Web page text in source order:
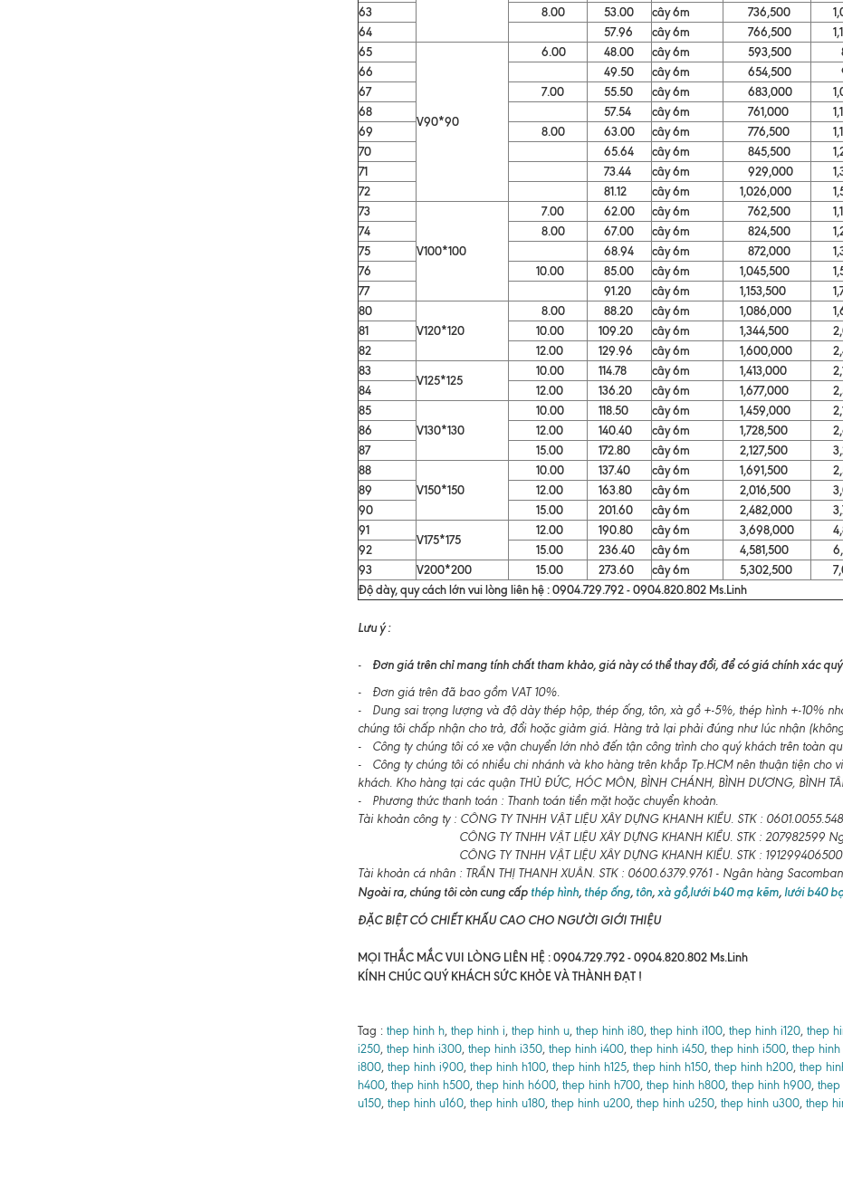
63
8.00 53.00 cây 6m 736,500
64
57.96 cây 6m 766,500
65
V90*90
6.00 48.00 cây 6m 593,500
66
49.50 cây 6m 654,500
67
7.00 55.50 cây 6m 683,000
68
57.54 cây 6m 761,000
69
8.00 63.00 cây 6m 776,500
70
65.64 cây 6m 845,500
71
73.44 cây 6m 929,000
72
81.12 cây 6m 1,026,000
73
V100*100
7.00 62.00 cây 6m 762,500
74
8.00 67.00 cây 6m 824,500
75
68.94 cây 6m 872,000
76
10.00 85.00 cây 6m 1,045,500
77
91.20 cây 6m 1,153,500
80
V120*120
8.00 88.20 cây 6m 1,086,000
81
10.00 109.20 cây 6m 1,344,500
82
12.00 129.96 cây 6m 1,600,000
83
V125*125
10.00 114.78 cây 6m 1,413,000
84
12.00 136.20 cây 6m 1,677,000
85
V130*130
10.00 118.50 cây 6m 1,459,000
86
12.00 140.40 cây 6m 1,728,500
87
15.00 172.80 cây 6m 2,127,500
88
V150*150
10.00 137.40 cây 6m 1,691,500
89
12.00 163.80 cây 6m 2,016,500
90
15.00 201.60 cây 6m 2,482,000
91
V175*175
12.00 190.80 cây 6m 3,698,000
92
15.00 236.40 cây 6m 4,581,500
93
V200*200 15.00 273.60 cây 6m 5,302,500
Độ dày, quy cách lớn vui lòng liên hệ : 0904.729.792 - 0904.820.802 Ms.Linh
Lưu ý :
- Đơn giá trên chỉ mang tính chất tham khảo, giá này có thể thay đổi, để có giá chính xác
- Đơn giá trên đã bao gồm VAT 10%.
- Dung sai trọng lượng và độ dày thép hộp, thép ống, tôn, xà gồ +-5%, thép hình +-10%
chúng tôi chấp nhận cho trả, đổi hoặc giảm giá. Hàng trả lại phải đúng như lúc nhận
- Công ty chúng tôi có xe vận chuyển lớn nhỏ đến tận công trình cho quý khách trên toàn
- Công ty chúng tôi có nhiều chi nhánh và kho hàng trên khắp Tp.HCM nên thuận tiện cho
khách. Kho hàng tại các quận THỦ ĐỨC, HÓC MÔN, BÌNH CHÁNH, BÌNH DƯƠNG, BÌNH
- Phương thức thanh toán : Thanh toán tiền mặt hoặc chuyển khoản.
Tài khoản công ty : CÔNG TY TNHH VẬT LIỆU XÂY DỰNG KHANH KIỀU. STK :
CÔNG TY TNHH VẬT LIỆU XÂY DỰNG KHANH KIỀU. STK : 207982599
CÔNG TY TNHH VẬT LIỆU XÂY DỰNG KHANH KIỀU. STK :
Tài khoản cá nhân : TRẦN THỊ THANH XUÂN. STK : 0600.6379.9761 - Ngân hàng
Ngoài ra, chúng tôi còn cung cấpthép hình,thép ống, tôn, xà gồ,lưới b40 mạ kẽm, lưới b40
ĐẶC BIỆT CÓ CHIẾT KHẤU CAO CHO NGƯỜI GIỚI THIỆU
MỌI THẮC MẮC VUI LÒNG LIÊN HỆ : 0904.729.792 - 0904.820.802 Ms.Linh
KÍNH CHÚC QUÝ KHÁCH SỨC KHỎE VÀ THÀNH ĐẠT !
Tag : thep hinh h, thep hinh i, thep hinh u, thep hinh i80, thep hinh i100, thep hinh i120, thep
i250, thep hinh i300, thep hinh i350, thep hinh i400, thep hinh i450, thep hinh i500, thep
i800, thep hinh i900, thep hinh h100, thep hinh h125, thep hinh h150, thep hinh h200, thep
h400, thep hinh h500, thep hinh h600, thep hinh h700, thep hinh h800, thep hinh h900, thep
u150, thep hinh u160, thep hinh u180, thep hinh u200, thep hinh u250, thep hinh u300, thep